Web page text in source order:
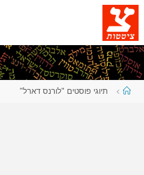
דלגו
לתוכן
עמודתיוגי פוסטים "לורנס דארל"